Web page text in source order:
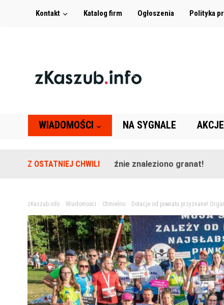
Kontakt Katalog firm Ogłoszenia Polityka
WIADOMOŚCI NA SYGNALE
Z OSTATNIEJ CHWILI
terenie szkoły w Leźnie znaleziono granat! 2 lata
zKaszub.info> Wiadomości Chmielno> Dotacje od powiatu przyznane!